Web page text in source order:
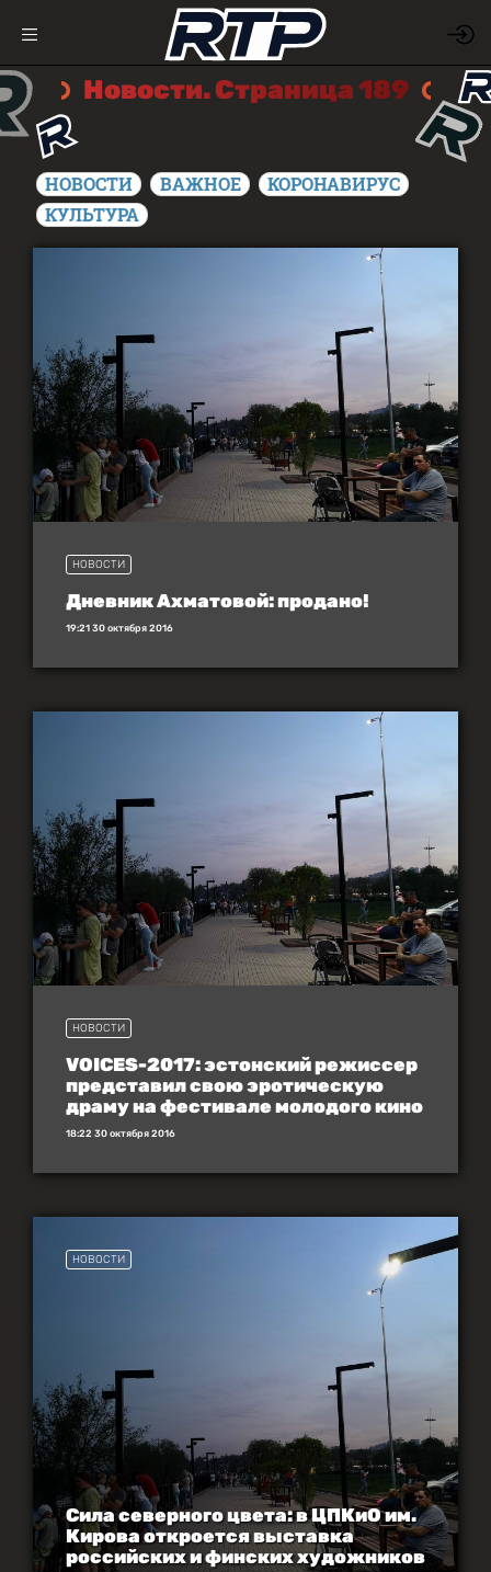
Новости. Страница 189
НОВОСТИ ВАЖНОЕ
КОРОНАВИРУС
КУЛЬТУРА
НОВОСТИ
Дневник Ахматовой: продано!
19:21 30 октября 2016
НОВОСТИ
VOICES-2017: эстонский режиссер
представил свою эротическую
драму на фестивале молодого кино
18:22 30 октября 2016
НОВОСТИ
Сила северного цвета: в ЦПКиО им.
Кирова откроется выставка
российских и финских художников